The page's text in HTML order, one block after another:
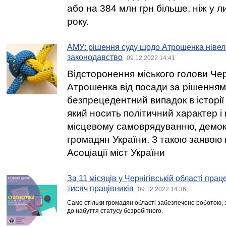
або на 384 млн грн більше, ніж у
року.
АМУ: рішення суду щодо Атрошенка
законодавство
09.12.2022 14:41
Відсторонення міського голови
Атрошенка від посади за
безпрецедентний випадок в
який носить політичний характер
місцевому самоврядуванню,
громадян України. З такою заявою
Асоціації міст України
За 11 місяців у Чернігівській області
тисяч працівників
09.12.2022 14:36
Саме стільки громадян області забезпечено роботою,
до набуття статусу безробітного.